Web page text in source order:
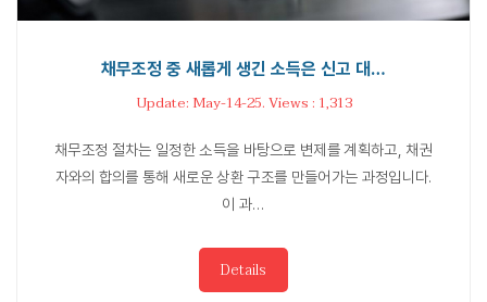
채무조정 중 새롭게 생긴 소득은 신고 대…
Update: May-14-25. Views : 1,313
채무조정 절차는 일정한 소득을 바탕으로 변제를 계획하고, 채권
자와의 합의를 통해 새로운 상환 구조를 만들어가는 과정입니다.
이 과…
Details